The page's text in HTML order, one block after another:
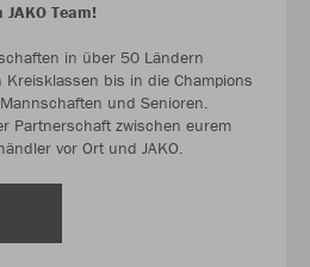
Team!
in über 50 Ländern
Kreisklassen bis in die Champions
und Senioren.
Partnerschaft zwischen eurem
vor Ort und JAKO.